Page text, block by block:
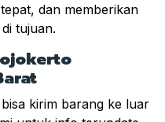
dan memberikan
tujuan.
kirim barang ke luar